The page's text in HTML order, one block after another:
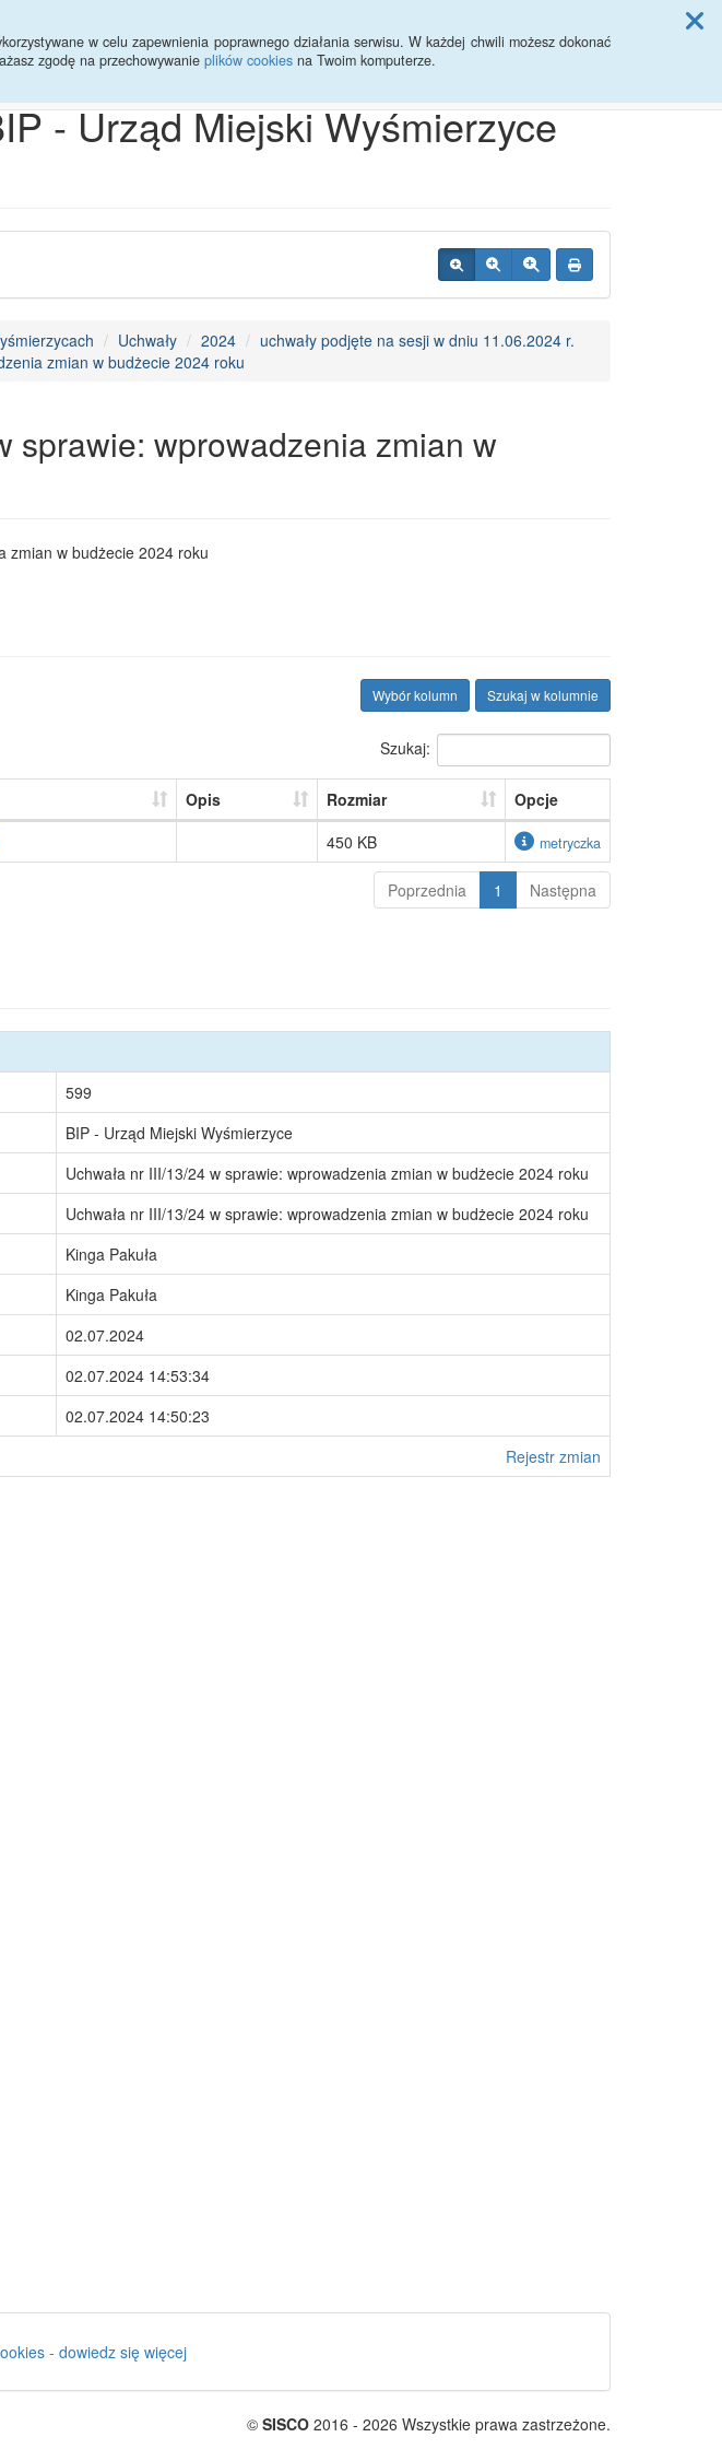
w celu zapewnienia poprawnego działania serwisu. W każdej chwili możesz dokonać
zgodę na przechowywanie plików cookies na Twoim komputerze.
Przycisk wyszukaj duży
- Urząd Miejski Wyśmierzyce
Uchwały 2024
uchwały podjęte na sesji w dniu 11.06.2024 r.
zmian w budżecie 2024 roku
sprawie: wprowadzenia zmian w
zmian w budżecie 2024 roku
Szukaj w kolumnie
Wybór kolumn
Szukaj:
Opis Rozmiar
Opcje
450 KB metryczka
Poprzednia 1 Następna
599
BIP - Urząd Miejski Wyśmierzyce
Uchwała nr III/13/24 w sprawie: wprowadzenia zmian w budżecie 2024 roku
Uchwała nr III/13/24 w sprawie: wprowadzenia zmian w budżecie 2024 roku
Kinga Pakuła
Kinga Pakuła
02.07.2024
02.07.2024 14:53:34
02.07.2024 14:50:23
Rejestr zmian
- dowiedz się więcej
© SISCO 2016 - 2026 Wszystkie prawa zastrzeżone.